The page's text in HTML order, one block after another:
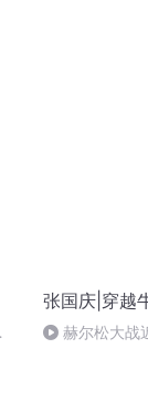
张国庆|穿越
赫尔松大战